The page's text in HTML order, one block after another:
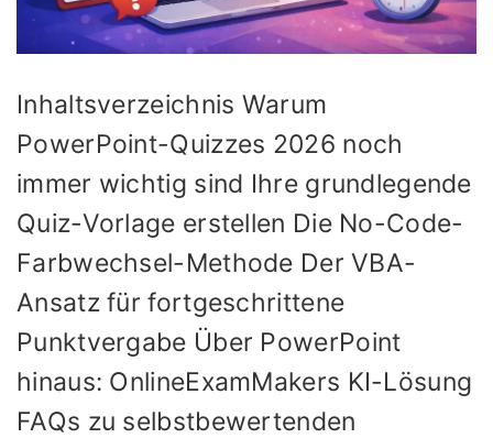
Inhaltsverzeichnis Warum
PowerPoint-Quizzes 2026 noch
immer wichtig sind Ihre grundlegende
Quiz-Vorlage erstellen Die No-Code-
Farbwechsel-Methode Der VBA-
Ansatz für fortgeschrittene
Punktvergabe Über PowerPoint
hinaus: OnlineExamMakers KI-Lösung
FAQs zu selbstbewertenden